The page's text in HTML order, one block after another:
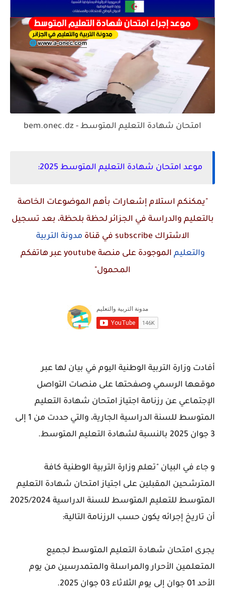
امتحان شهادة التعليم المتوسط - bem.onec.dz
موعد امتحان شهادة التعليم المتوسط 2025:
"يمكنكم استلام إشعارات بأهم الموضوعات الخاصة
بالتعليم والدراسة في الجزائر لحظة بلحظة، بعد تسجيل
الاشتراكsubscribe في قناة مدونة التربية
والتعليم الموجودة على منصةyoutube عبر هاتفكم
المحمول"
أفادت وزارة التربية الوطنية اليوم في بيان لها عبر
موقعها الرسمي وصفحتها على منصات التواصل
الإجتماعي عن رزنامة اجتياز امتحان شهادة التعليم
المتوسط للسنة الدراسية الجارية، والتي حددت من 1 إلى
3 جوان 2025 بالنسبة لشهادة التعليم المتوسط.
و جاء في البيان "تعلم وزارة التربية الوطنية كافة
المترشحين المقبلين على اجتياز امتحان شهادة التعليم
المتوسط للتعليم المتوسط للسنة الدراسية 2025/2024
أن تاريخ إجرائه يكون حسب الرزنامة التالية:
يجرى امتحان شهادة التعليم المتوسط لجميع
المتعلمين الأحرار والمراسلة والمتمدرسين من يوم
الأحد 01 جوان إلى يوم الثلاثاء 03 جوان 2025.